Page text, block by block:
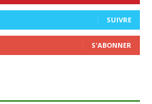
SUIVRE
S'ABONNER